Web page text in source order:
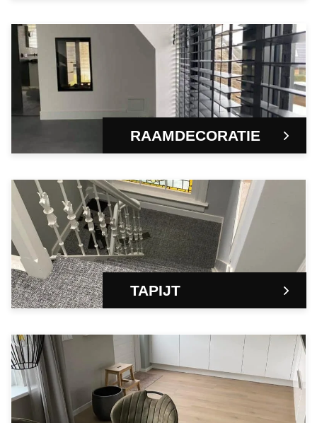
RAAMDECORATIE
TAPIJT